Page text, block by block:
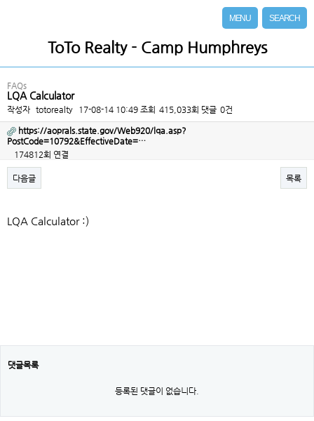
ToTo Realty - Camp Humphreys
MENU SEARCH
FAQs
LQA Calculator
작성자 totorealty 17-08-14 10:49 조회 415,033회 댓글 0건
https://aoprals.state.gov/Web920/lqa.asp?
PostCode=10792&EffectiveDate=…
174812회 연결
다음글 목록
LQA Calculator :)
댓글목록
등록된 댓글이 없습니다.